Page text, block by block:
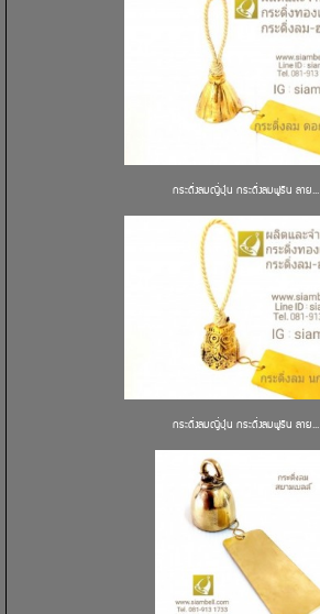
กระดิ่งลมญี่ปุ่น กระดิ่งลมฟูริน ลาย...
กระดิ่งลมญี่ปุ่น กระดิ่งลมฟูริน ลาย...